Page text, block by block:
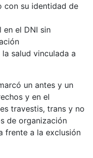
con su identidad de
el DNI sin
salud vinculada a
un antes y un
y en el
travestis, trans y no
de organización
frente a la exclusión